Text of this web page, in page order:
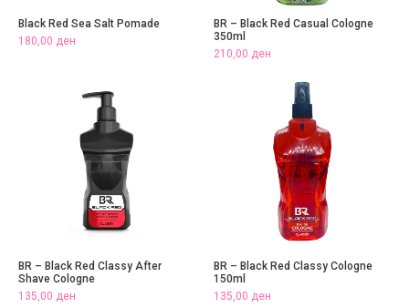
Black Red Sea Salt Pomade
180,00 ден
BR – Black Red Casual Cologne
350ml
210,00 ден
BR – Black Red Classy After
Shave Cologne
135,00 ден
BR – Black Red Classy Cologne
150ml
135,00 ден